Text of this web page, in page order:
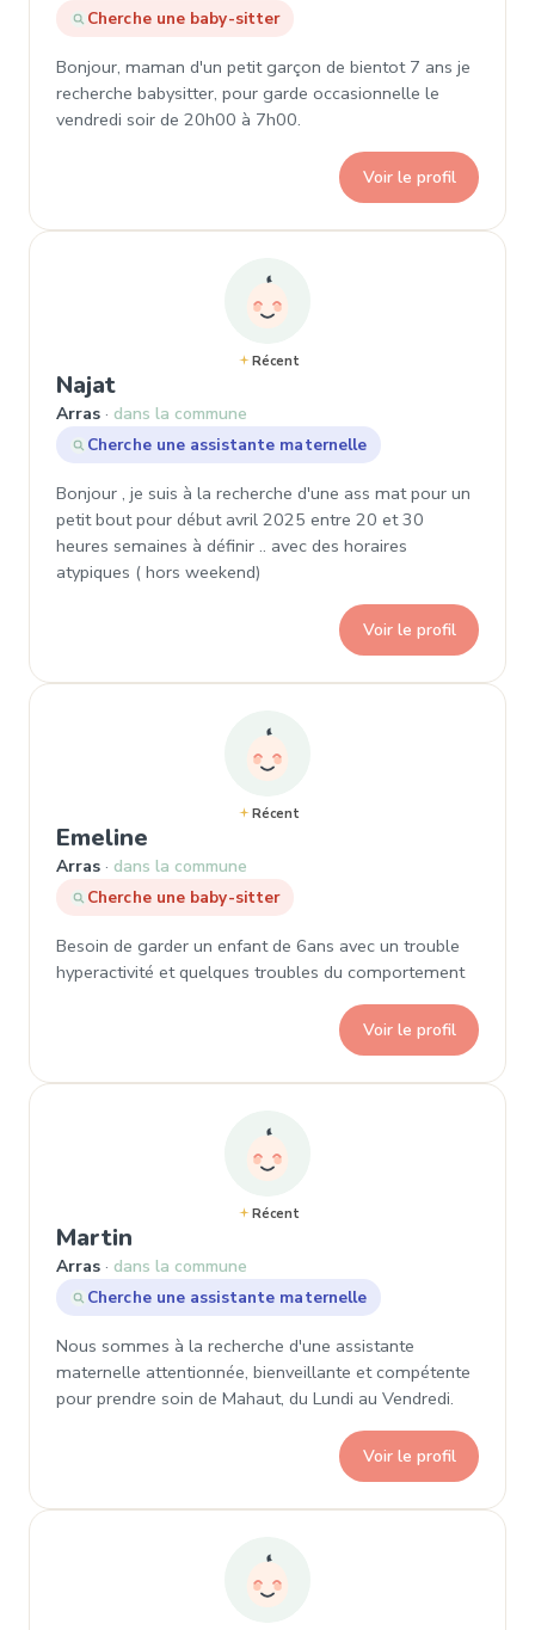
Cherche une baby-sitter
Bonjour, maman d'un petit garçon de bientot 7 ans je
recherche babysitter, pour garde occasionnelle le
vendredi soir de 20h00 à 7h00.
Voir le profil
Récent
Najat, Demande de garde à Arras
Arras dans la commune
Cherche une assistante maternelle
Bonjour , je suis à la recherche d'une ass mat pour un
petit bout pour début avril 2025 entre 20 et 30
heures semaines à définir .. avec des horaires
atypiques ( hors weekend)
Voir le profil
Récent
Emeline
Arras dans la commune
Cherche une baby-sitter
Besoin de garder un enfant de 6ans avec un trouble
hyperactivité et quelques troubles du comportement
Voir le profil
Récent
Martin
Arras dans la commune
Cherche une assistante maternelle
Nous sommes à la recherche d'une assistante
maternelle attentionnée, bienveillante et compétente
pour prendre soin de Mahaut, du Lundi au Vendredi.
Voir le profil